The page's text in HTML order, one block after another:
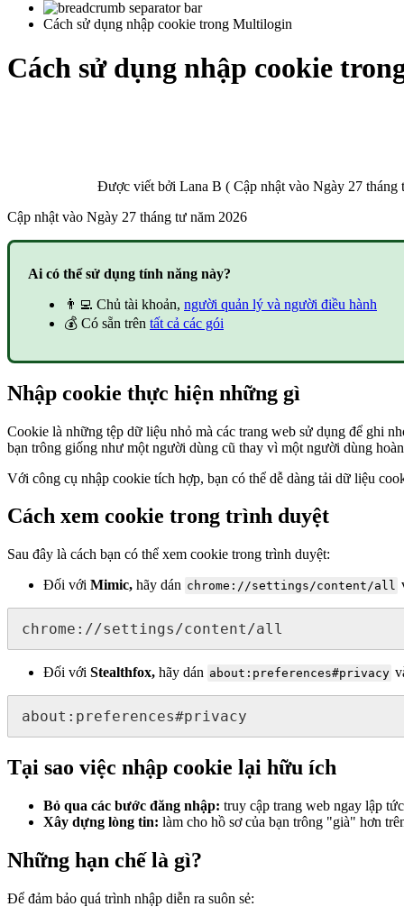
Cách sử dụng nhập cookie trong Multilogin
Cách sử dụng nhập cookie
Được viết bởi Lana B ( Cập nhật vào Ngày 27 tháng
Cập nhật vào Ngày 27 tháng tư năm 2026
Ai có thể sử dụng tính năng này?
👨‍💻 Chủ tài khoản, người quản lý và người điều hành
💰 Có sẵn trên tất cả các gói
Nhập cookie thực hiện những gì
Cookie là những tệp dữ liệu nhỏ mà các trang web sử dụng để ghi
bạn trông giống như một người dùng cũ thay vì một người dùng
Với công cụ nhập cookie tích hợp, bạn có thể dễ dàng tải dữ liệu
Cách xem cookie trong trình duyệt
Sau đây là cách bạn có thể xem cookie trong trình duyệt:
Đối với Mimic, hãy dán chrome://settings/content/all
chrome://settings/content/all
Đối với Stealthfox, hãy dán about:preferences#privacy
about:preferences#privacy
Tại sao việc nhập cookie lại hữu ích
Bỏ qua các bước đăng nhập: truy cập trang web ngay lập
Xây dựng lòng tin: làm cho hồ sơ của bạn trông "già" hơn
Những hạn chế là gì?
Để đảm bảo quá trình nhập diễn ra suôn sẻ: